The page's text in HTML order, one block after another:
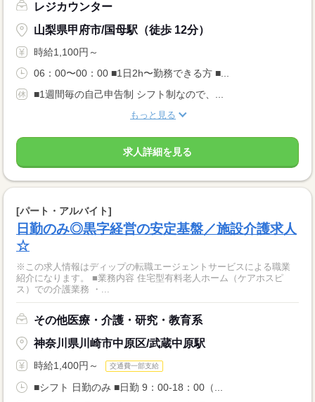
レジカウンター
山梨県甲府市/国母駅（徒歩 12分）
時給1,100円～
06：00〜00：00 ■1日2h〜勤務できる方 ■...
■1週間毎の自己申告制 シフト制なので、...
もっと見る
求人詳細を見る
[パート・アルバイト]
日勤のみ◎黒字経営の安定基盤／施設介護求人
☆
※この求人情報はディップの転職エージェントサービスによる職業
紹介になります。 ■業務内容 住宅型有料老人ホーム（ケアホスピ
ス）での介護業務 ・...
その他医療・介護・研究・教育系
神奈川県川崎市中原区/武蔵中原駅
時給1,400円～ 交通費一部支給
■シフト 日勤のみ ■日勤 9：00-18：00（...